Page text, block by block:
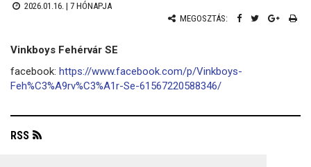
2026.01.16. | 7 HÓNAPJA
MEGOSZTÁS:
Vinkboys Fehérvár SE
facebook: https://www.facebook.com/p/Vinkboys-
Feh%C3%A9rv%C3%A1r-Se-61567220588346/
RSS